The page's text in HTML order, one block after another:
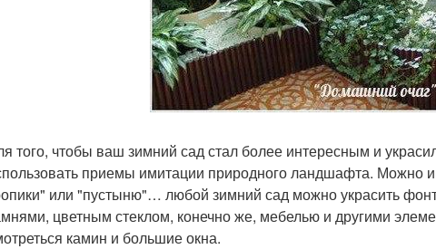
того, чтобы ваш зимний сад стал более интересным и
приемы имитации природного ландшафта.
или "пустыню"… любой зимний сад можно украсить
цветным стеклом, конечно же, мебелью и другими
камин и большие окна.